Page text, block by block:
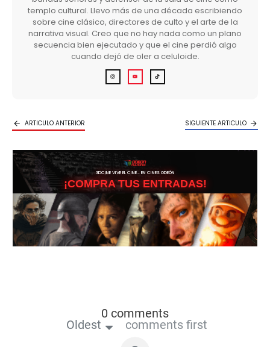
templo cultural. Llevo más de una década escribiendo
sobre cine clásico, directores de culto y el arte de la
narrativa visual. Creo que no hay nada como un plano
secuencia bien ejecutado y que el cine perdió algo
cuando dejó de oler a celuloide.
ARTICULO ANTERIOR SIGUIENTE ARTICULO
3DCINE VIVE EL CINE… EN CINES ODEÓN
¡COMPRA TUS ENTRADAS!
0 comments
Oldest comments first